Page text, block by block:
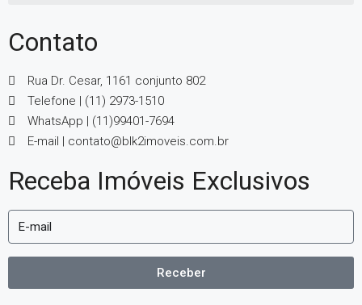
Contato
Rua Dr. Cesar, 1161 conjunto 802
Telefone | (11) 2973-1510
WhatsApp | (11)99401-7694
E-mail | contato@blk2imoveis.com.br
Receba Imóveis Exclusivos
Receber